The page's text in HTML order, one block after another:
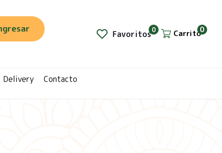
Favoritos0 Carrito0
Delivery Contacto